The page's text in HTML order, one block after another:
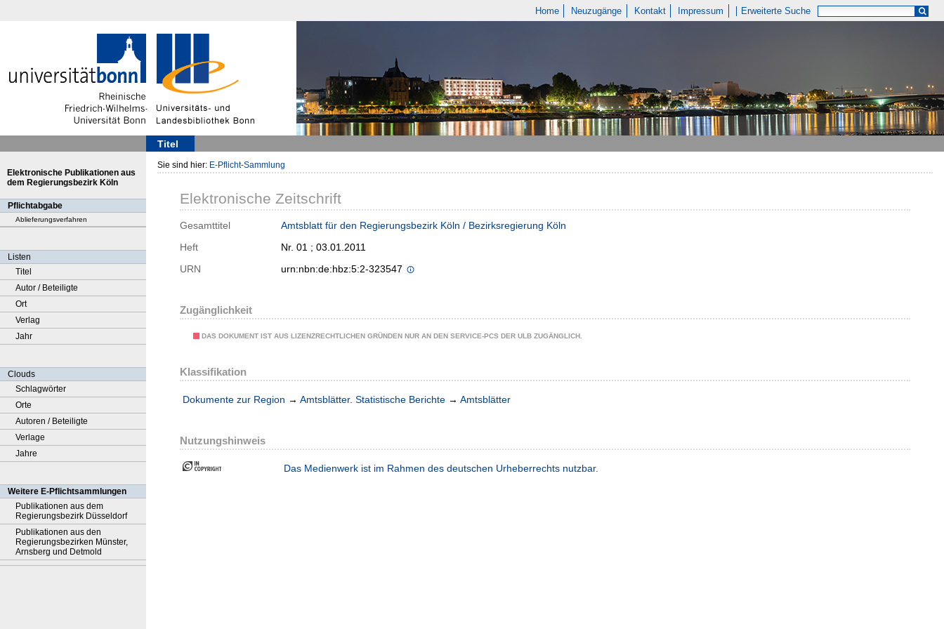
Home Neuzugänge Kontakt Impressum Erweiterte Suche
Titel
Elektronische Publikationen aus
dem Regierungsbezirk Köln
Pflichtabgabe
Ablieferungsverfahren
Listen
Titel
Autor / Beteiligte
Ort
Verlag
Jahr
Clouds
Schlagwörter
Orte
Autoren / Beteiligte
Verlage
Jahre
Weitere E-Pflichtsammlungen
Publikationen aus dem
Regierungsbezirk Düsseldorf
Publikationen aus den
Regierungsbezirken Münster,
Arnsberg und Detmold
Sie sind hier: E-Pflicht-Sammlung
Elektronische Zeitschrift
Gesamttitel
Amtsblatt für den Regierungsbezirk Köln / Bezirksregierung Köln
Heft
Nr. 01 ; 03.01.2011
URN
urn:nbn:de:hbz:5:2-323547
Zugänglichkeit
DAS DOKUMENT IST AUS LIZENZRECHTLICHEN GRÜNDEN NUR AN DEN SERVICE-PCS DER ULB ZUGÄNGLICH.
Klassifikation
Dokumente zur Region → Amtsblätter. Statistische Berichte → Amtsblätter
Nutzungshinweis
Das Medienwerk ist im Rahmen des deutschen Urheberrechts nutzbar.